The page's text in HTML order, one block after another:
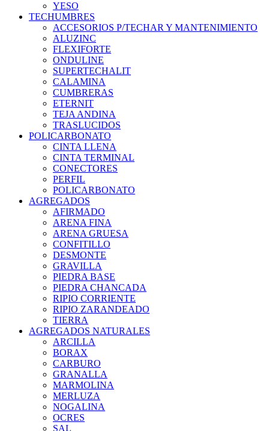
YESO
TECHUMBRES
ACCESORIOS P/TECHAR Y MANTENIMIENTO
ALUZINC
FLEXIFORTE
ONDULINE
SUPERTECHALIT
CALAMINA
CUMBRERAS
ETERNIT
TEJA ANDINA
TRASLUCIDOS
POLICARBONATO
CINTA LLENA
CINTA TERMINAL
CONECTORES
PERFIL
POLICARBONATO
AGREGADOS
AFIRMADO
ARENA FINA
ARENA GRUESA
CONFITILLO
DESMONTE
GRAVILLA
PIEDRA BASE
PIEDRA CHANCADA
RIPIO CORRIENTE
RIPIO ZARANDEADO
TIERRA
AGREGADOS NATURALES
ARCILLA
BORAX
CARBURO
GRANALLA
MARMOLINA
MERLUZA
NOGALINA
OCRES
SAL